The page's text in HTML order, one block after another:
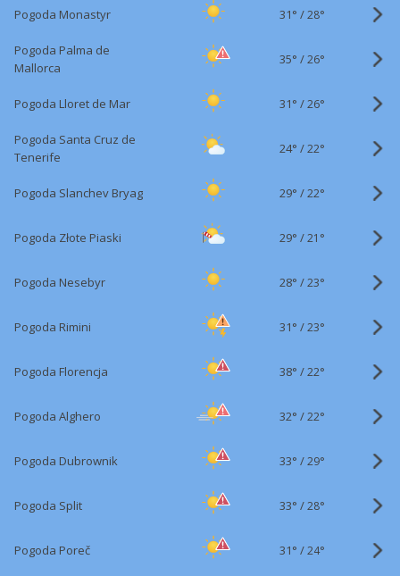
Pogoda Monastyr 31° /28°
Pogoda Palma de
Mallorca
35° /26°
Pogoda Lloret de Mar 31° /26°
Pogoda Santa Cruz de
Tenerife
24° /22°
Pogoda Slanchev Bryag 29° /22°
Pogoda Złote Piaski 29° /21°
Pogoda Nesebyr 28° /23°
Pogoda Rimini 31° /23°
Pogoda Florencja 38° /22°
Pogoda Alghero 32° /22°
Pogoda Dubrownik 33° /29°
Pogoda Split 33° /28°
Pogoda Poreč 31° /24°